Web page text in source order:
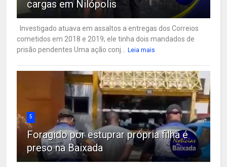
cargas em Nilópolis
Investigado atuava em assaltos a entregas dos Correios
cometidos em 2018 e 2019; ele tinha dois mandados de
prisão pendentes Uma ação conj...
Leia mais
5
Foragido por estuprar própria filha é
preso na Baixada